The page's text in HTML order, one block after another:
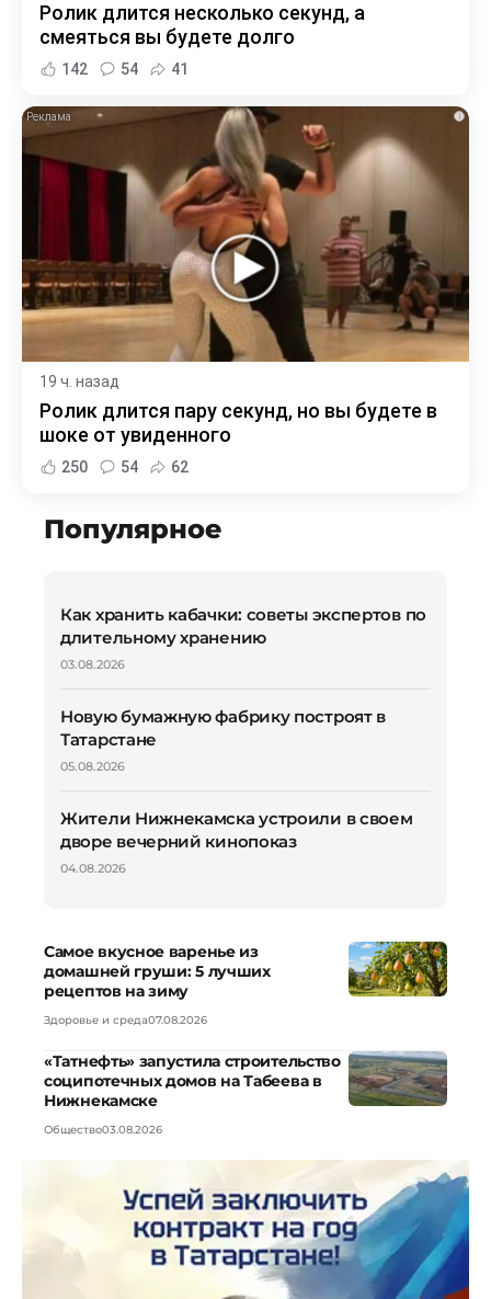
Ролик длится несколько секунд, а
смеяться вы будете долго
142 54 41
i
19 ч. назад
Ролик длится пару секунд, но вы будете в
шоке от увиденного
250 54 62
Популярное
Как хранить кабачки: советы экспертов по
длительному хранению
03.08.2026
Новую бумажную фабрику построят в
Татарстане
05.08.2026
Жители Нижнекамска устроили в своем
дворе вечерний кинопоказ
04.08.2026
Самое вкусное варенье из
домашней груши: 5 лучших
рецептов на зиму
Здоровье и среда07.08.2026
«Татнефть» запустила строительство
соципотечных домов на Табеева в
Нижнекамске
Общество03.08.2026